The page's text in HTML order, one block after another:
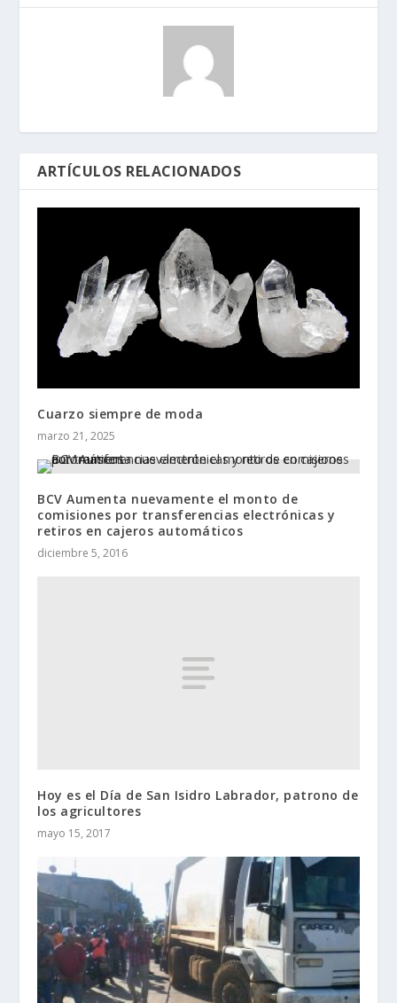
ARTÍCULOS RELACIONADOS
Cuarzo siempre de moda
marzo 21, 2025
BCV Aumenta nuevamente el monto de
comisiones por transferencias electrónicas y
retiros en cajeros automáticos
diciembre 5, 2016
Hoy es el Día de San Isidro Labrador, patrono de
los agricultores
mayo 15, 2017